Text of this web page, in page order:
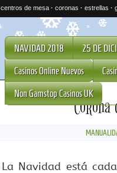
centros de mesa · coronas · estrellas ·
NAVIDAD 2018 25 DE
Casinos Online Nuevos
Non Gamstop Casinos UK
La Navidad está